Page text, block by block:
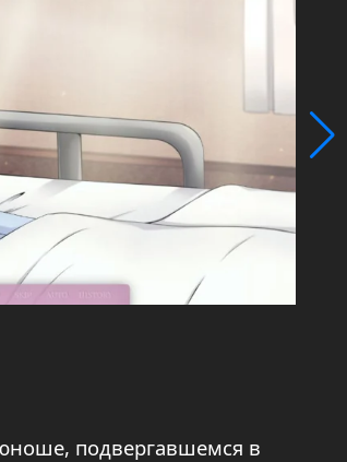
подвергавшемся в